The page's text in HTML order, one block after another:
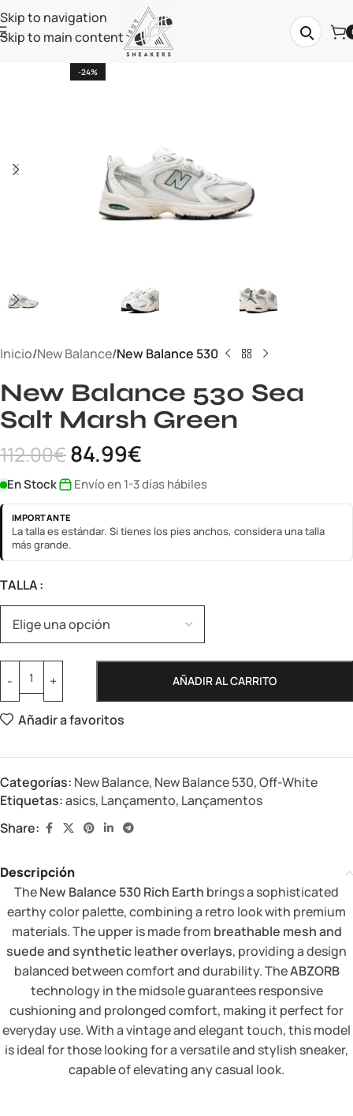
Skip to navigation
Skip to main content
-24%
Inicio New Balance New Balance 530
New Balance 530 Sea
Salt Marsh Green
112.00€84.99€
En Stock Envío en 1-3 días hábiles
IMPORTANTE
La talla es estándar. Si tienes los pies anchos, considera una talla
más grande.
TALLA
AÑADIR AL CARRITO
Añadir a favoritos
Categorías: New Balance, New Balance 530,Off-White
Etiquetas:asics, Lançamento, Lançamentos
Share:
Descripción
TheNew Balance 530 Rich Earth brings a sophisticated
earthy color palette, combining a retro look with premium
materials. The upper is made from breathable mesh and
suede and synthetic leather overlays, providing a design
balanced between comfort and durability. TheABZORB
technology in the midsole guarantees responsive
cushioning and prolonged comfort, making it perfect for
everyday use. With a vintage and elegant touch, this model
is ideal for those looking for a versatile and stylish sneaker,
capable of elevating any casual look.